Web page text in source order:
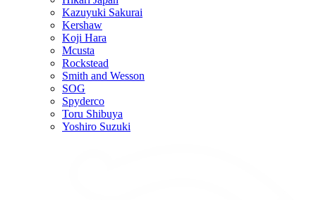
Kazuyuki Sakurai
Kershaw
Koji Hara
Mcusta
Rockstead
Smith and Wesson
SOG
Spyderco
Toru Shibuya
Yoshiro Suzuki